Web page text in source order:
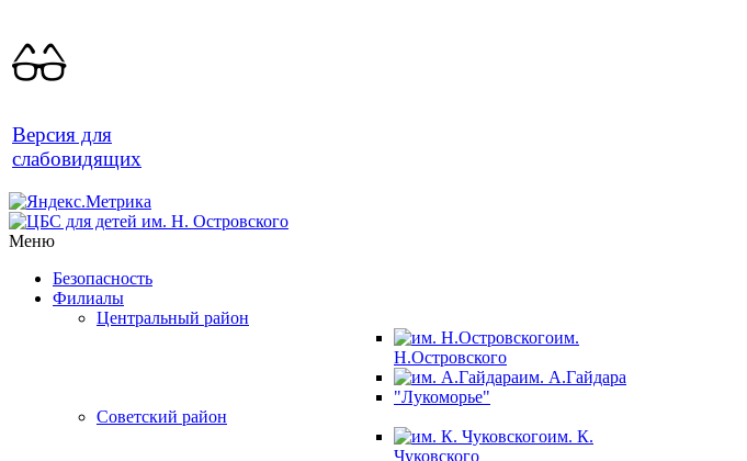
Версия для
слабовидящих
Меню
Безопасность
Филиалы
Центральный район
им.
Н.Островского
им. А.Гайдара
"Лукоморье"
Советский район
им. К.
Чуковского